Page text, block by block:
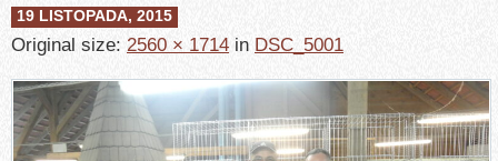
19 LISTOPADA, 2015
Original size: 2560 × 1714 in DSC_5001